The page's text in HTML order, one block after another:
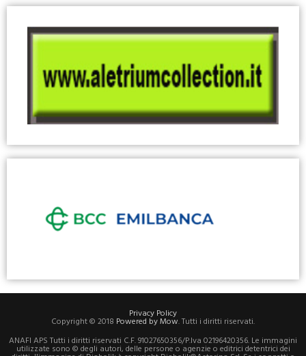
Privacy Policy
Copyright © 2018 Powered by Mow. Tutti i diritti riservati.
ANAFI APS Tutti i diritti riservati C.F. 91027650356/P.Iva 02196420356. Le immagini
utilizzate sono © degli autori, delle persone o agenzie o editrici detentrici dei